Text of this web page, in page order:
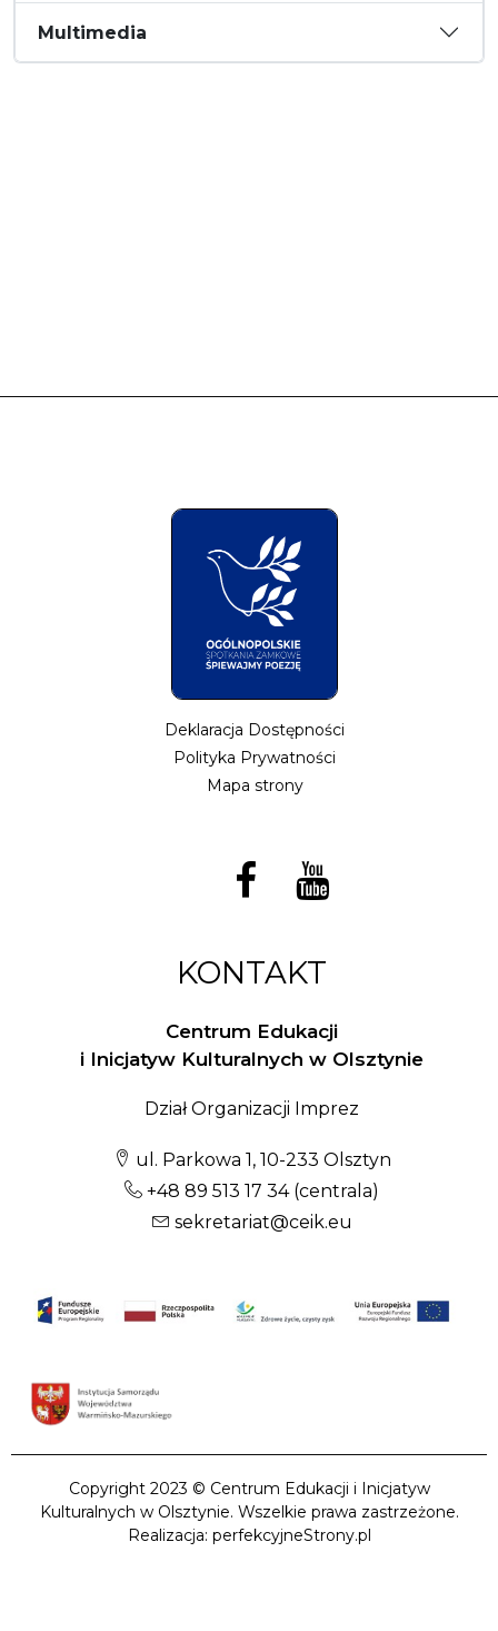
Multimedia
Deklaracja Dostępności
Polityka Prywatności
Mapa strony
KONTAKT
Centrum Edukacji
i Inicjatyw Kulturalnych w Olsztynie
Dział Organizacji Imprez
ul. Parkowa 1, 10-233 Olsztyn
+48 89 513 17 34(centrala)
sekretariat@ceik.eu
Copyright 2023 © Centrum Edukacji i Inicjatyw
Kulturalnych w Olsztynie. Wszelkie prawa zastrzeżone.
Realizacja: perfekcyjneStrony.pl